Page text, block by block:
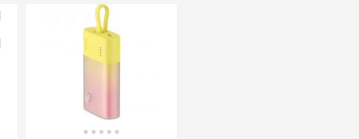
    